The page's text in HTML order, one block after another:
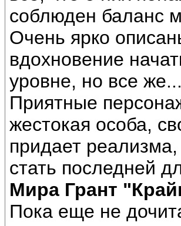
соблюден баланс
Очень ярко
вдохновение
уровне, но все же...
Приятные
жестокая особа,
придает
стать последней
Мира Грант
Пока еще не